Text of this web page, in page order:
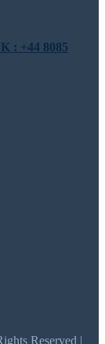
: +44 8085
Reserved |